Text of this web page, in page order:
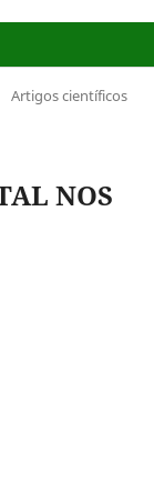
Artigos científicos
NOS